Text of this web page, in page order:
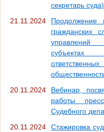
секретарь суда)
21.11.2024
Продолжение
гражданских
управлений
субъектах
20.11.2024
Вебинар,
работы
Судебного
20.11.2024
Стажировка